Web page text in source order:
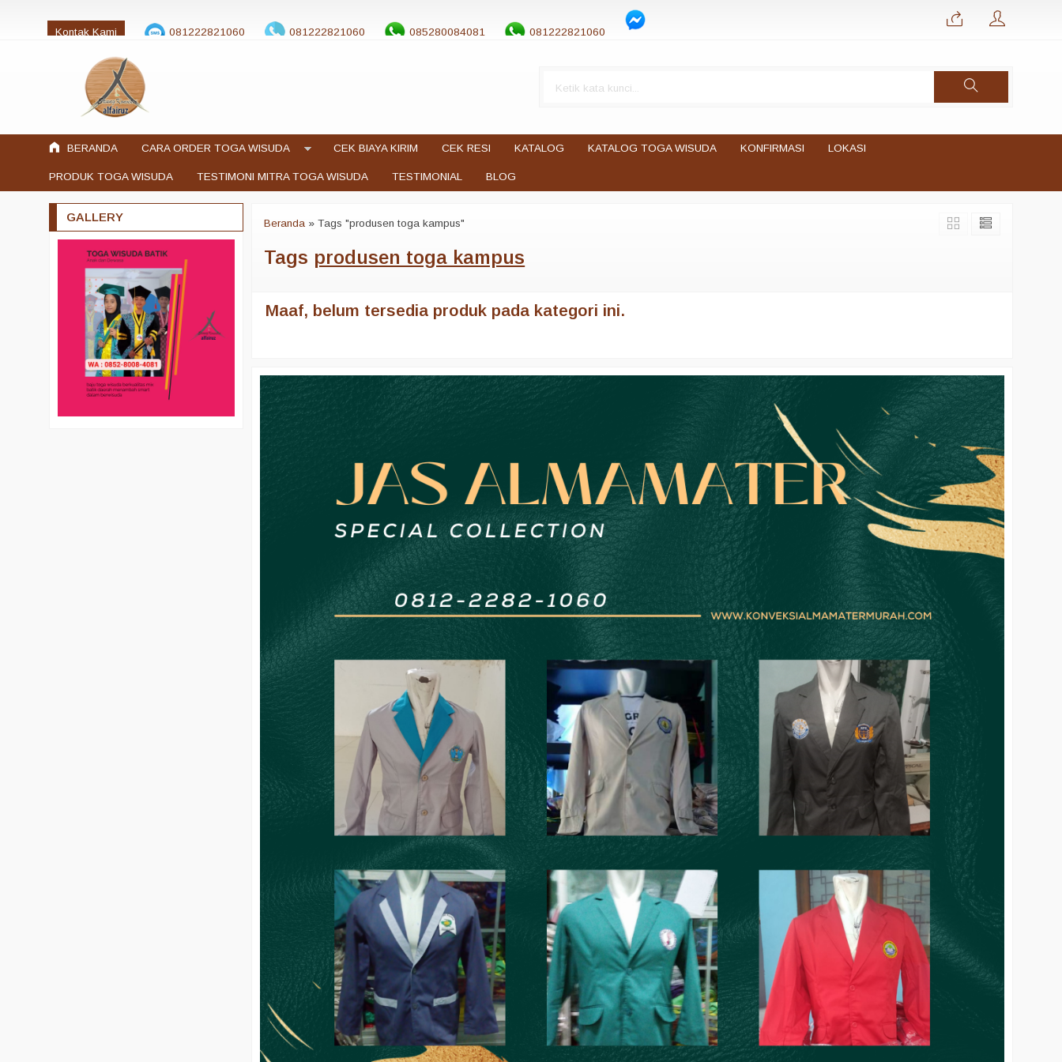
Kontak Kami 081222821060 081222821060 085280084081 081222821060
jualtogawisuda@gmail.com
BERANDA CARA ORDER TOGA WISUDA CEK BIAYA KIRIM CEK RESI KATALOG KATALOG TOGA WISUDA KONFIRMASI LOKASI
PRODUK TOGA WISUDA TESTIMONI MITRA TOGA WISUDA TESTIMONIAL BLOG
Beranda »Tags "produsen toga kampus"
Tags produsen toga kampus
Maaf, belum tersedia produk pada kategori ini.
GALLERY